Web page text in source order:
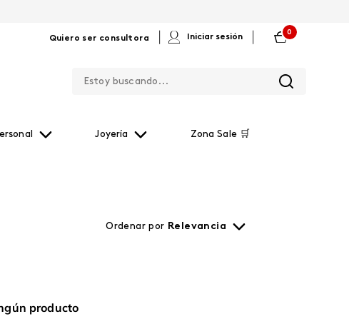
Quiero ser consultora Iniciar sesión
0
Joyería Zona Sale 🛒
Ordenar por Relevancia
producto